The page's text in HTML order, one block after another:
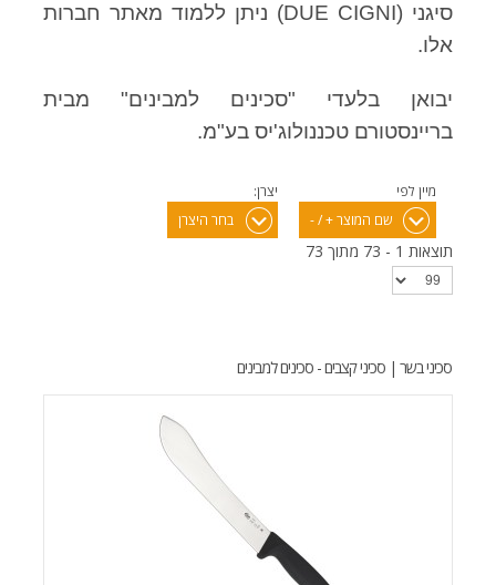
סיגני (DUE CIGNI) ניתן ללמוד מאתר חברות
אלו.
יבואן בלעדי "סכינים למבינים" מבית
בריינסטורם טכננולוג'יס בע"מ.
מיין לפי
שם המוצר + / -
יצרן:
בחר היצרן
תוצאות 1 - 73 מתוך 73
סכיני בשר | סכיני קצבים - סכינים למבינים